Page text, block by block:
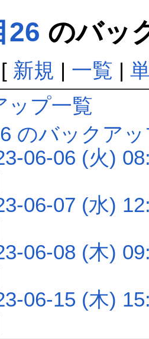
26 のバッ
新規 | 一覧 |
ップ一覧
のバックア
06-06 (火)
06-07 (水)
06-08 (木)
06-15 (木)